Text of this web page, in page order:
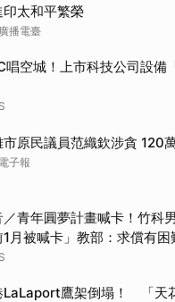
印太和平繁榮
播電臺
唱空城！上市科技公司設備
市原民議員范織欽涉貪 120
子報
／青年圓夢計畫喊卡！竹科
1月被喊卡」教部：求償有困
LaLaport鷹架倒塌！ 「天